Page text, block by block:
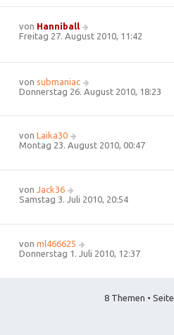
von Hanniball
Freitag 27. August 2010, 11:42
von submaniac
Donnerstag 26. August 2010, 18:23
von Laika30
Montag 23. August 2010, 00:47
von Jack36
Samstag 3. Juli 2010, 20:54
von ml466625
Donnerstag 1. Juli 2010, 12:37
8 Themen • Seite